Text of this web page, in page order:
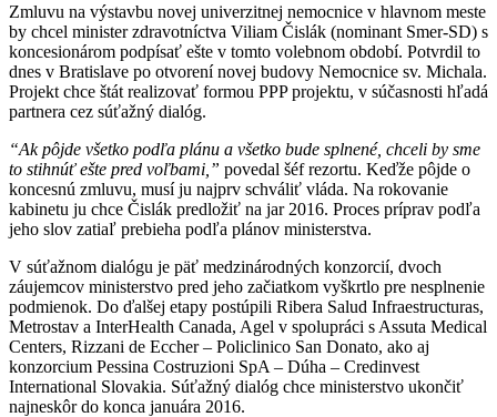
Zmluvu na výstavbu novej univerzitnej nemocnice v hlavnom meste
by chcel minister zdravotníctva Viliam Čislák (nominant Smer-SD) s
koncesionárom podpísať ešte v tomto volebnom období. Potvrdil to
dnes v Bratislave po otvorení novej budovy Nemocnice sv. Michala.
Projekt chce štát realizovať formou PPP projektu, v súčasnosti hľadá
partnera cez súťažný dialóg.
“Ak pôjde všetko podľa plánu a všetko bude splnené, chceli by sme
to stihnúť ešte pred voľbami,” povedal šéf rezortu. Keďže pôjde o
koncesnú zmluvu, musí ju najprv schváliť vláda. Na rokovanie
kabinetu ju chce Čislák predložiť na jar 2016. Proces príprav podľa
jeho slov zatiaľ prebieha podľa plánov ministerstva.
V súťažnom dialógu je päť medzinárodných konzorcií, dvoch
záujemcov ministerstvo pred jeho začiatkom vyškrtlo pre nesplnenie
podmienok. Do ďalšej etapy postúpili Ribera Salud Infraestructuras,
Metrostav a InterHealth Canada, Agel v spolupráci s Assuta Medical
Centers, Rizzani de Eccher – Policlinico San Donato, ako aj
konzorcium Pessina Costruzioni SpA – Dúha – Credinvest
International Slovakia. Súťažný dialóg chce ministerstvo ukončiť
najneskôr do konca januára 2016.